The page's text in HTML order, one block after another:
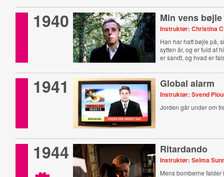
1940 Min vens bøjle
Instruktør: Christina
Han har haft bøjle på,
sytten år, og er fuld af
er sandt, og hvad er
1941 Global alarm
Instruktør: Svend
Jorden går under om
1944 Ritardando
Instruktør: Selma
Mens bomberne